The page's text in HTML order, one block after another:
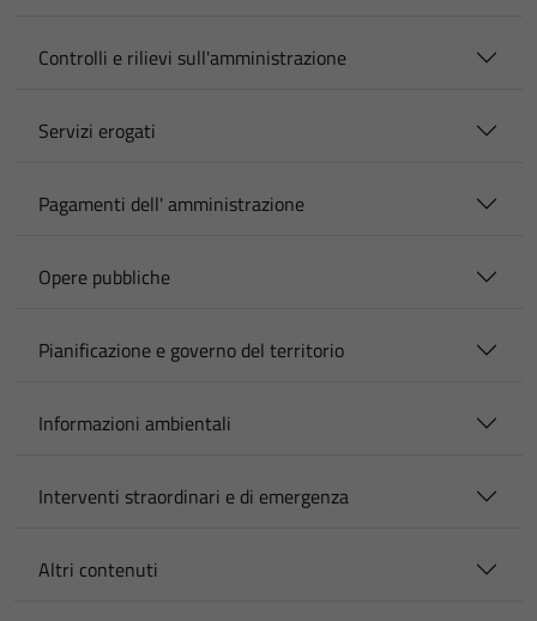
Controlli e rilievi sull'amministrazione
Servizi erogati
Pagamenti dell' amministrazione
Opere pubbliche
Pianificazione e governo del territorio
Informazioni ambientali
Interventi straordinari e di emergenza
Altri contenuti